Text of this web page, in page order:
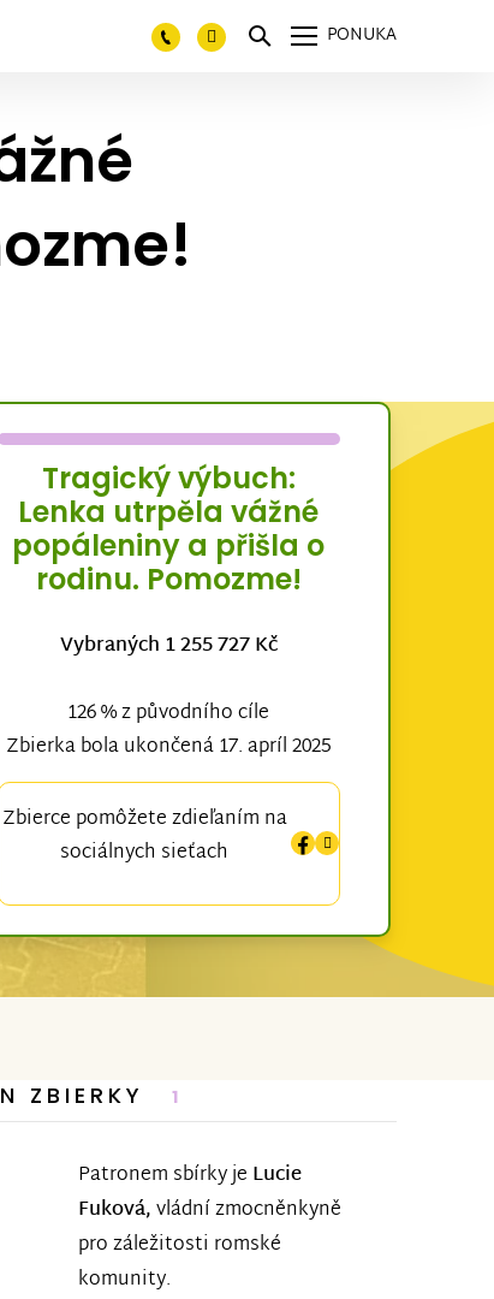
PONUKA
Tragický výbuch:
Lenka utrpěla vážné
popáleniny a přišla o
rodinu. Pomozme!
Vybraných 1 255 727 Kč
126 % z původního cíle
Zbierka bola ukončená 17. apríl 2025
Zbierce pomôžete zdieľaním na
sociálnych sieťach
ZBIERKY 1
Patronem sbírky je Lucie
Fuková,vládní zmocněnkyně
pro záležitosti romské
komunity.